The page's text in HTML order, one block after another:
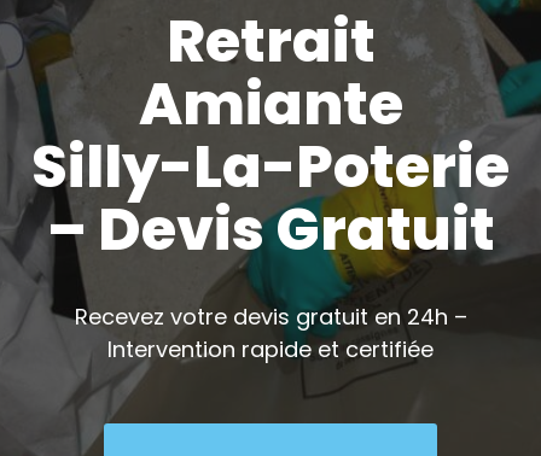
Retrait
Amiante
Silly-La-Poterie
– Devis Gratuit
Recevez votre devis gratuit en 24h –
Intervention rapide et certifiée